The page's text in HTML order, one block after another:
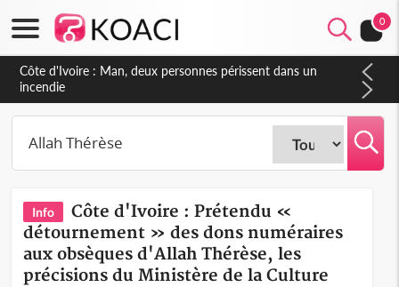
0
Côte d'Ivoire : Man, deux personnes périssent dans un
incendie
Info
Côte d'Ivoire : Prétendu «
détournement » des dons numéraires
aux obsèques d'Allah Thérèse, les
précisions du Ministère de la Culture